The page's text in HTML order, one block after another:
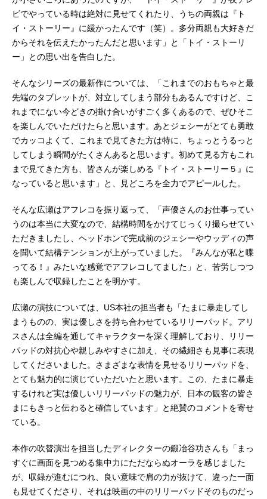
ビでやっている時は絶対に見せてくれたり、うちの両親は『ト
イ・ストーリー』に緩かったんです（笑）。多分両親も大好きだ
からそれを伝えたかったんだと思います」と「トイ・ストーリ
ー」との思い出を告白した。
そんなシリーズの最新作については、「これまでのおもちゃと最
先端のタブレットが、対立してしまう部分もあるんですけど、こ
れまでにない今どきの掛け合いがすごく多くあるので、ぜひそこ
を楽しんでいただけたらと思います。あとジェシーがとても勇敢
でカッコよくて、これまで見てきた方は特に、ちょっとうるっと
してしまう瞬間がたくさんあると思います。初めて見る方もこれ
まで見てきた方も、皆さんが楽しめる『トイ・ストーリー５』に
なっていると思います」と、見どころを全力でアピールした。
そんな広瀬はアフレコを振り返って、「声優さんのお仕事ってい
うのは本当に大変なので、結構時間をかけてじっくり撮らせてい
ただきましたし、ヘッドホンで完成前のジェシーやウッディの声
を聞いて結構テンションが上がっていました。『みんなが私と喋
ってる！』みたいな感覚でアフレコしてました」と、苦労しつつ
も楽しんで収録したことを明かす。
広瀬の演技については、US本社の担当者も「たまに暴走してし
まうものの、実は優しさを持ち合わせているリリーパッド。アリ
スさんは全編を通してキャラクターを深く理解しており、リリー
パッドの対抗心や親しみやすさに加え、その繊細さも見事に表現
してくださいました。さまざまな表情を見せるリリーパッドを、
とても魅力的に演じていただいたと思います。この、たまに暴走
するけれど実は優しいリリーパッドの魅力が、日本の観客の皆さ
まにもきっと伝わると確信しています」と絶賛のコメントを寄せ
ている。
本作の吹替演出を担当したディレクターの鍛冶谷功さんも「まっ
すぐに画面を見つめる集中力にただならぬオーラを感じました
が、収録が進むにつれ、良い意味で肩の力が抜けて、違った一面
も見せてくださり、それは映画の中のリリーパッドそのものだっ